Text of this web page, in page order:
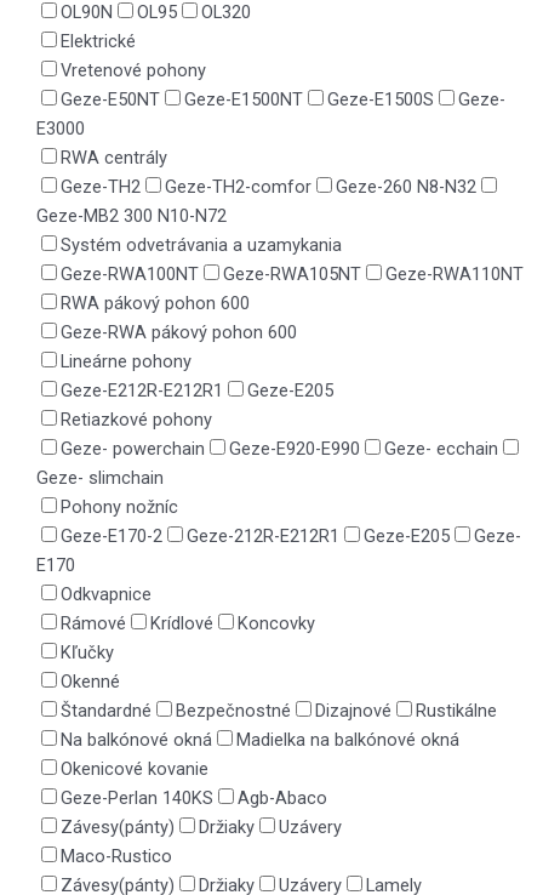
OL90N
OL95
OL320
Elektrické
Vretenové pohony
Geze-E50NT
Geze-E1500NT Geze-E1500S
Geze-
E3000
RWA centrály
Geze-TH2
Geze-TH2-comfor
Geze-260 N8-N32
Geze-MB2 300 N10-N72
Systém odvetrávania a uzamykania
Geze-RWA100NT
Geze-RWA105NT
Geze-RWA110NT
RWA pákový pohon 600
Geze-RWA pákový pohon 600
Lineárne pohony
Geze-E212R-E212R1
Geze-E205
Retiazkové pohony
Geze- powerchain
Geze-E920-E990
Geze- ecchain
Geze- slimchain
Pohony nožníc
Geze-E170-2
Geze-212R-E212R1 Geze-E205
Geze-
E170
Odkvapnice
Rámové
Krídlové
Koncovky
Kľučky
Okenné
Štandardné
Bezpečnostné Dizajnové
Rustikálne
Na balkónové okná
Madielka na balkónové okná
Okenicové kovanie
Geze-Perlan 140KS
Agb-Abaco
Závesy(pánty)
Držiaky
Uzávery
Maco-Rustico
Závesy(pánty)
Držiaky Uzávery
Lamely